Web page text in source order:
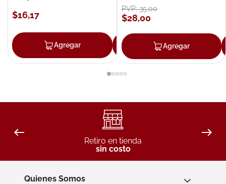
$16,17
Agregar Agregar
PVP:35,00
$28,00
Agregar
Retiro en tienda
sin costo
Quienes Somos